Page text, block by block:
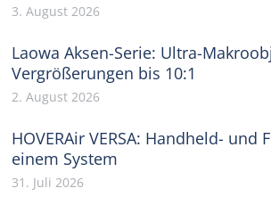
3. August 2026
Laowa Aksen-Serie: Ultra-
Vergrößerungen bis 10:1
2. August 2026
HOVERAir VERSA: Handheld- und
einem System
31. Juli 2026